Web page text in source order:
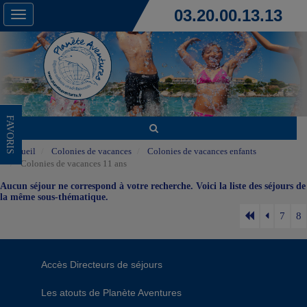
Toggle
navigation
03.20.00.13.13
FAVORIS
Accueil Colonies de vacances
Colonies de vacances enfants
Colonies de vacances 11 ans
Aucun séjour ne correspond à votre recherche. Voici la liste des séjours de
la même sous-thématique.
7 8
Accès Directeurs de séjours
Les atouts de Planète Aventures